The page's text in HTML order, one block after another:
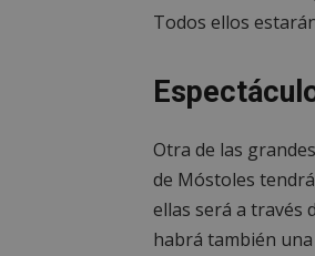
Todos ellos
Otra de las
de Móstoles
ellas será a través
habrá también